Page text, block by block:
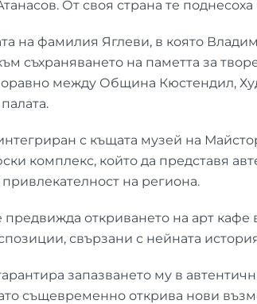
От своя страна те
на фамилия Яглеви, в която
съхраняването на паметта за
между Община Кюстендил,
с къщата музей на
комплекс, който да представя
на региона.
предвижда откриването на арт
свързани с нейната
запазването му в
същевременно открива нови